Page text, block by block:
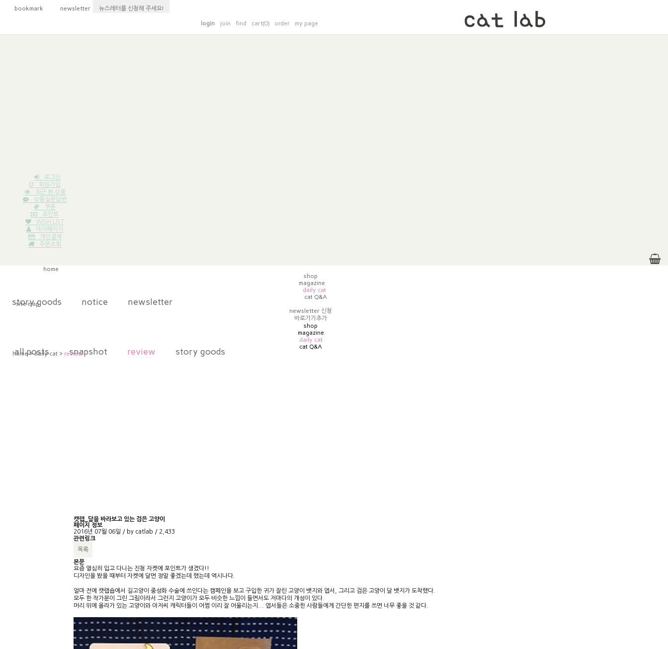
bookmark newsletter
login join find cart(0) order my page
로그인
회원가입
최근 본 상품
상품질문답변
쿠폰
포인트
WISH LIST
마이페이지
개인결제
주문조회
home
shop
magazine
daily cat
story goods notice newsletter
cat Q&A
site map
newsletter 신청
바로가기추가
shop
magazine
daily cat
all posts snapshot review
story goods
cat Q&A
home>daily cat > review
캣랩_달을 바라보고 있는 검은 고양이
페이지 정보
2016년 07월 06일 / by catlab / 2,433
관련링크
목록
본문
요즘 열심히 입고 다니는 진청 자켓에 포인트가 생겼다!!
디자인을 봤을 때부터 자켓에 달면 정말 좋겠는데 했는데 역시나다.
얼마 전에 캣랩숍에서 길고양이 중성화 수술에 쓰인다는 캠페인을 보고 구입한 귀가 잘린 고양이 뱃지와 엽서, 그리고 검은 고양이 달 뱃지가 도착했다.
모두 한 작가분이 그린 그림이라서 그런지 고양이가 모두 비슷한 느낌이 들면서도 저마다의 개성이 있다.
머리 위에 올라가 있는 고양이와 아저씨 캐릭터들이 어쩜 이리 잘 어울리는지... 엽서들은 소중한 사람들에게 간단한 편지를 쓰면 너무 좋을 것 같다.